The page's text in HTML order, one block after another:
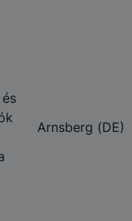
Arnsberg (DE)